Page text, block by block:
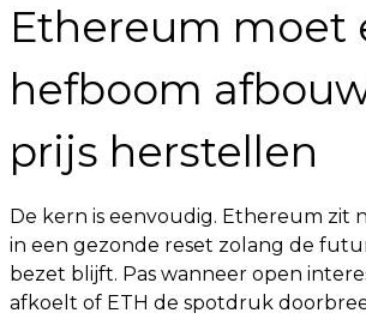
Ethereum moet
hefboom
prijs herstellen
De kern is eenvoudig. Ethereum zit
in een gezonde reset zolang de
bezet blijft. Pas wanneer open
afkoelt of ETH de spotdruk